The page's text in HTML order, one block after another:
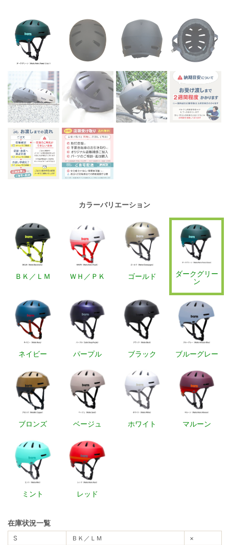
カラーバリエーション
ＢＫ／ＬＭ ＷＨ／ＰＫ ゴールド
ダークグリー
ン
ネイビー パープル ブラック ブルーグレー
ブロンズ ベージュ ホワイト マルーン
ミント レッド
在庫状況一覧
S ＢＫ／ＬＭ
×